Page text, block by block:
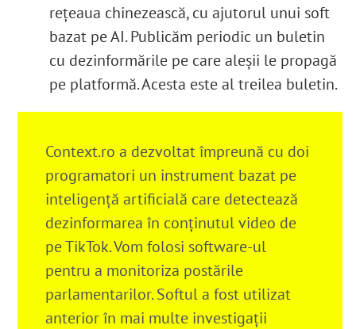
rețeaua chinezească, cu ajutorul unui soft
bazat pe AI. Publicăm periodic un buletin
cu dezinformările pe care aleșii le propagă
pe platformă. Acesta este al treilea buletin.
Context.ro a dezvoltat împreună cu doi
programatori un instrument bazat pe
inteligență artificială care detectează
dezinformarea în conținutul video de
pe TikTok. Vom folosi software-ul
pentru a monitoriza postările
parlamentarilor. Softul a fost utilizat
anterior în mai multe investigații